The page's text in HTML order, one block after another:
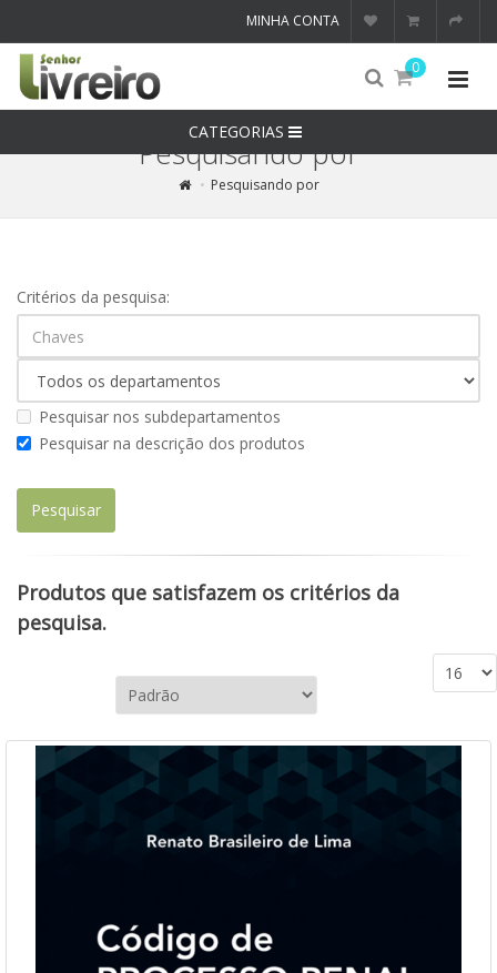
MINHA CONTA
0
CATEGORIAS
Pesquisando por
Pesquisando por
Critérios da pesquisa:
Pesquisar nos subdepartamentos
Pesquisar na descrição dos produtos
Produtos que satisfazem os critérios da
pesquisa.